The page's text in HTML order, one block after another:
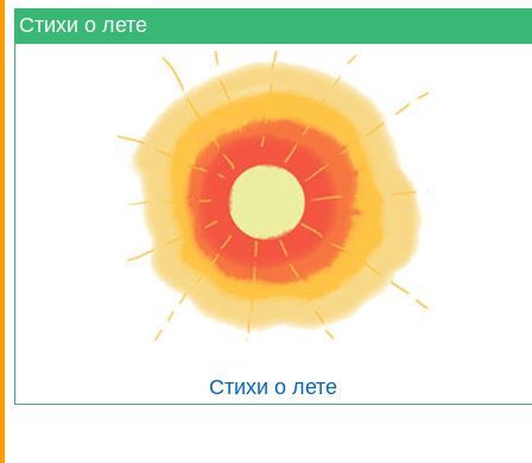
Стихи о лете
Стихи о лете